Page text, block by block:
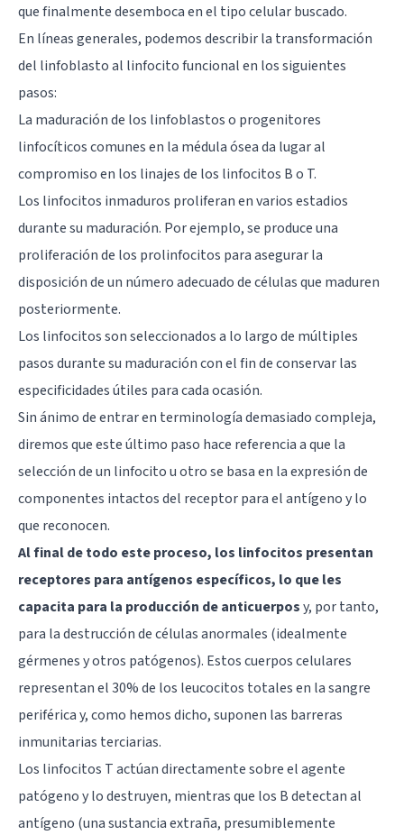
que finalmente desemboca en el tipo celular buscado.
En líneas generales, podemos describir la transformación
del linfoblasto al linfocito funcional en los siguientes
pasos:
La maduración de los linfoblastos o progenitores
linfocíticos comunes en la médula ósea da lugar al
compromiso en los linajes de los linfocitos B o T.
Los linfocitos inmaduros proliferan en varios estadios
durante su maduración. Por ejemplo, se produce una
proliferación de los prolinfocitos para asegurar la
disposición de un número adecuado de células que maduren
posteriormente.
Los linfocitos son seleccionados a lo largo de múltiples
pasos durante su maduración con el fin de conservar las
especificidades útiles para cada ocasión.
Sin ánimo de entrar en terminología demasiado compleja,
diremos que este último paso hace referencia a que la
selección de un linfocito u otro se basa en la expresión de
componentes intactos del receptor para el antígeno y lo
que reconocen.
Al final de todo este proceso, los linfocitos presentan
receptores para antígenos específicos, lo que les
capacita para la producción de anticuerposy, por tanto,
para la destrucción de células anormales (idealmente
gérmenes y otros patógenos). Estos cuerpos celulares
representan el 30% de los leucocitos totales en la sangre
periférica y, como hemos dicho, suponen las barreras
inmunitarias terciarias.
Los linfocitos T actúan directamente sobre el agente
patógeno y lo destruyen, mientras que los B detectan al
antígeno (una sustancia extraña, presumiblemente